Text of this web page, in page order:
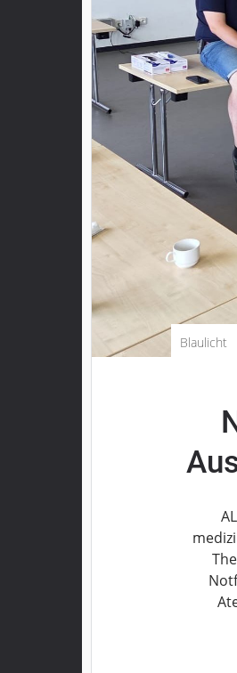
Kultur
Lifestyle
Wirtschaft
Vogelsberg
Alsfeld
Lauterbach
Homberg
Ohm
Schlitz
Antrifttal
Feldatal
Blaulicht